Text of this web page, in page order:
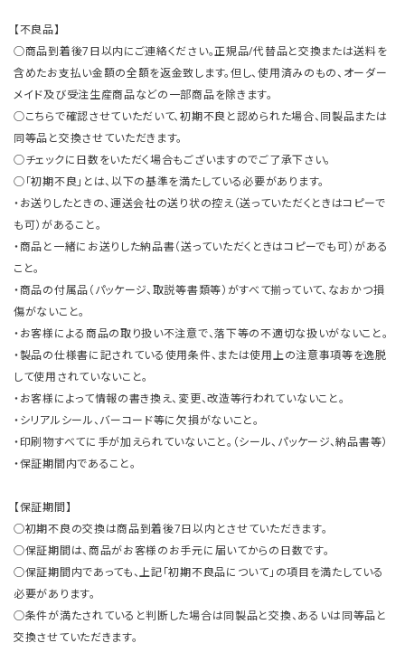
【不良品】
○商品到着後7日以内にご連絡ください。正規品/代替品と交換または送料を
含めたお支払い金額の全額を返金致します。但し、使用済みのもの、オーダー
メイド及び受注生産商品などの一部商品を除きます。
○こちらで確認させていただいて、初期不良と認められた場合、同製品または
同等品と交換させていただきます。
○チェックに日数をいただく場合もございますのでご了承下さい。
○「初期不良」とは、以下の基準を満たしている必要があります。
・お送りしたときの、運送会社の送り状の控え（送っていただくときはコピーで
も可）があること。
・商品と一緒にお送りした納品書（送っていただくときはコピーでも可）がある
こと。
・商品の付属品（パッケージ、取説等書類等）がすべて揃っていて、なおかつ損
傷がないこと。
・お客様による商品の取り扱い不注意で、落下等の不適切な扱いがないこと。
・製品の仕様書に記されている使用条件、または使用上の注意事項等を逸脱
して使用されていないこと。
・お客様によって情報の書き換え、変更、改造等行われていないこと。
・シリアルシール、バーコード等に欠損がないこと。
・印刷物すべてに手が加えられていないこと。（シール、パッケージ、納品書等）
・保証期間内であること。
【保証期間】
○初期不良の交換は商品到着後7日以内とさせていただきます。
○保証期間は、商品がお客様のお手元に届いてからの日数です。
○保証期間内であっても、上記「初期不良品について」の項目を満たしている
必要があります。
○条件が満たされていると判断した場合は同製品と交換、あるいは同等品と
交換させていただきます。